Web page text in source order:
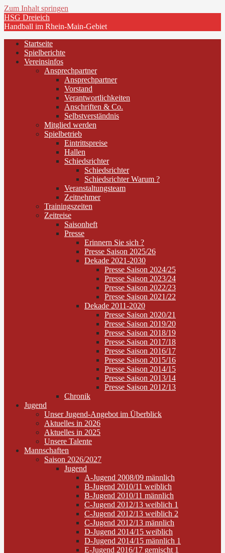
Zum Inhalt springen
HSG Dreieich
Handball im Rhein-Main-Gebiet
Startseite
Spielberichte
Vereinsinfos
Ansprechpartner
Ansprechpartner
Vorstand
Verantwortlichkeiten
Anschriften & Co.
Selbstverständnis
Mitglied werden
Spielbetrieb
Eintrittspreise
Hallen
Schiedsrichter
Schiedsrichter
Schiedsrichter Warum ?
Veranstaltungsteam
Zeitnehmer
Trainingszeiten
Zeitreise
Saisonheft
Presse
Erinnern Sie sich ?
Presse Saison 2025/26
Dekade 2021-2030
Presse Saison 2024/25
Presse Saison 2023/24
Presse Saison 2022/23
Presse Saison 2021/22
Dekade 2011-2020
Presse Saison 2020/21
Presse Saison 2019/20
Presse Saison 2018/19
Presse Saison 2017/18
Presse Saison 2016/17
Presse Saison 2015/16
Presse Saison 2014/15
Presse Saison 2013/14
Presse Saison 2012/13
Chronik
Jugend
Unser Jugend-Angebot im Überblick
Aktuelles in 2026
Aktuelles in 2025
Unsere Talente
Mannschaften
Saison 2026/2027
Jugend
A-Jugend 2008/09 männlich
B-Jugend 2010/11 weiblich
B-Jugend 2010/11 männlich
C-Jugend 2012/13 weiblich 1
C-Jugend 2012/13 weiblich 2
C-Jugend 2012/13 männlich
D-Jugend 2014/15 weiblich
D-Jugend 2014/15 männlich 1
E-Jugend 2016/17 gemischt 1